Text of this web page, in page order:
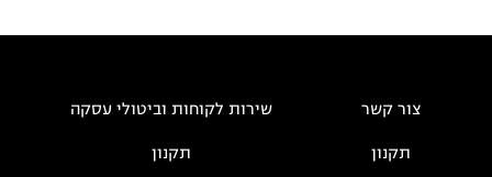
צור קשר שירות לקוחות וביטולי עסקה
תקנון תקנון